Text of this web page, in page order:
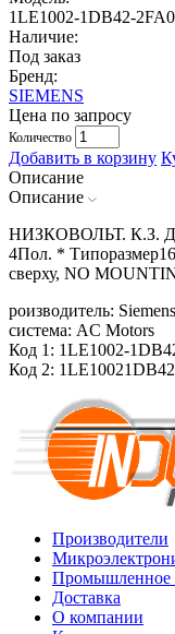
1LE1002-1DB42-2FA0
Наличие:
Под заказ
Бренд:
SIEMENS
Цена по запросу
Количество
Добавить в корзину
Описание
Описание
НИЗКОВОЛЬТ. К.З.
4Пол. *
сверху, NO
роизводитель: Siemens
система: AC Motors
Код 1: 1LE1002-
Код 2:
Производители
Промышленное
Доставка
О компании